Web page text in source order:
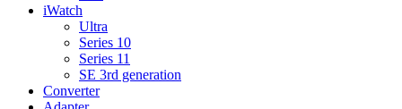
iWatch
Ultra
Series 10
Series 11
SE 3rd generation
Converter